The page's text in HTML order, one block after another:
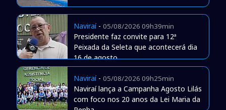
Naviraí- 05/08/2026 09h39min
Presidente faz convite para 12ª
Peixada da Seleta que acontecerá dia
16 de agosto
Naviraí- 05/08/2026 09h25min
Naviraí lança a Campanha Agosto Lilás
com foco nos 20 anos da Lei Maria da